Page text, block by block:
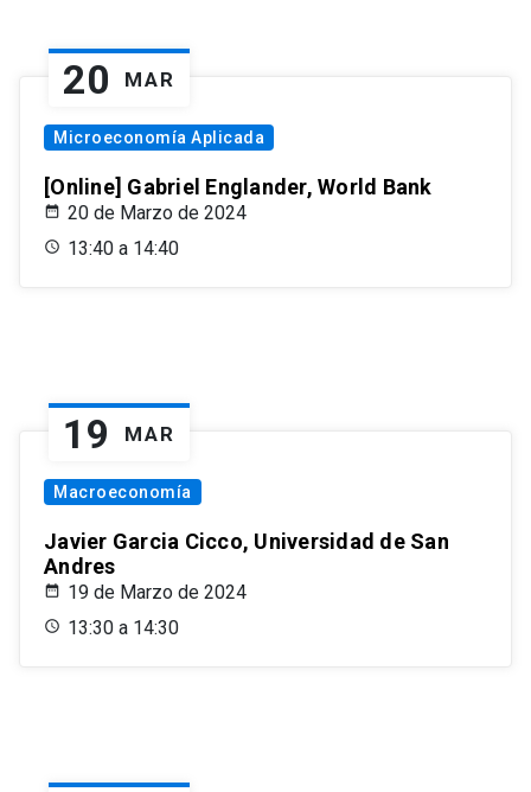
20 MAR
Microeconomía Aplicada
[Online] Gabriel Englander, World Bank
20 de Marzo de 2024
13:40 a 14:40
19 MAR
Macroeconomía
Javier Garcia Cicco, Universidad de San
Andres
19 de Marzo de 2024
13:30 a 14:30